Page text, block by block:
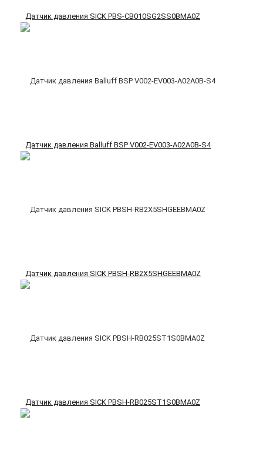
Датчик давления SICK PBS-CB010SG2SS0BMA0Z
Датчик давления Balluff BSP V002-EV003-A02A0B-S4
Датчик давления SICK PBSH-RB2X5SHGEEBMA0Z
Датчик давления SICK PBSH-RB025ST1S0BMA0Z